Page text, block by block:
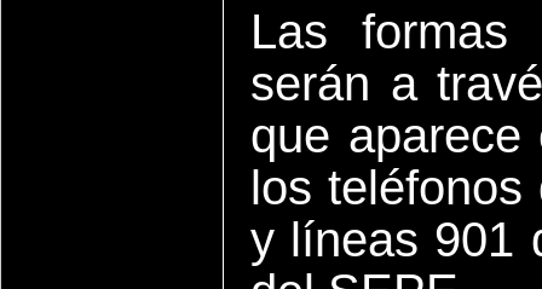
Las
serán a
que
los teléfonos
y líneas 901